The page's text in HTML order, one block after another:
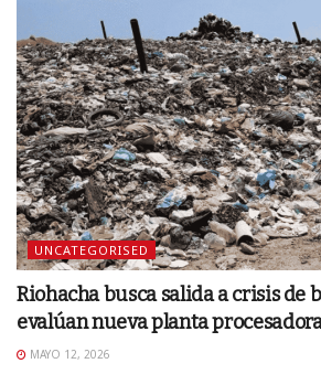
UNCATEGORISED
Riohacha busca salida a crisis de
evalúan nueva planta
MAYO 12, 2026